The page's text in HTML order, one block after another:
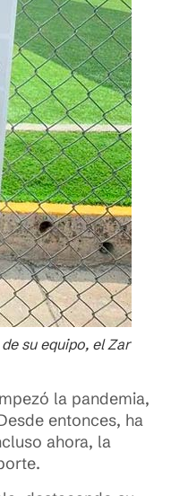
su equipo, el Zar
la pandemia,
entonces, ha
ahora, la